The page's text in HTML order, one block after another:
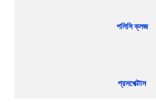
পলিসি ক্লজ
প্রসপেক্টাস